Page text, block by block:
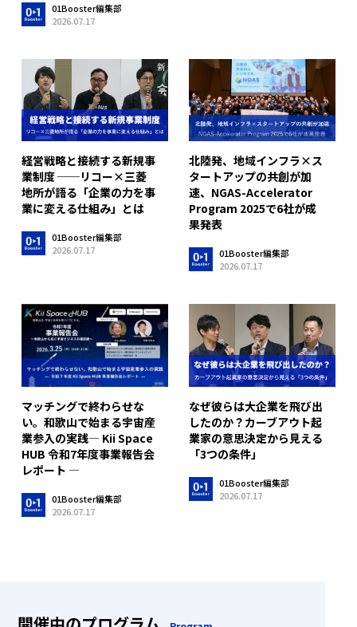
01Booster編集部
2026.07.17
経営戦略と接続する新規事
業制度 ──リコー×三菱
地所が語る「企業の力を事
業に変える仕組み」とは
01Booster編集部
2026.07.17
北陸発、地域インフラ×ス
タートアップの共創が加
速、NGAS-Accelerator
Program 2025で6社が成
果発表
01Booster編集部
2026.07.17
マッチングで終わらせな
い。和歌山で始まる宇宙産
業参入の実践― Kii Space
HUB 令和7年度事業報告会
レポート ―
01Booster編集部
2026.07.17
なぜ彼らは大企業を飛び出
したのか？カーブアウト起
業家の意思決定から見える
「3つの条件」
01Booster編集部
2026.07.17